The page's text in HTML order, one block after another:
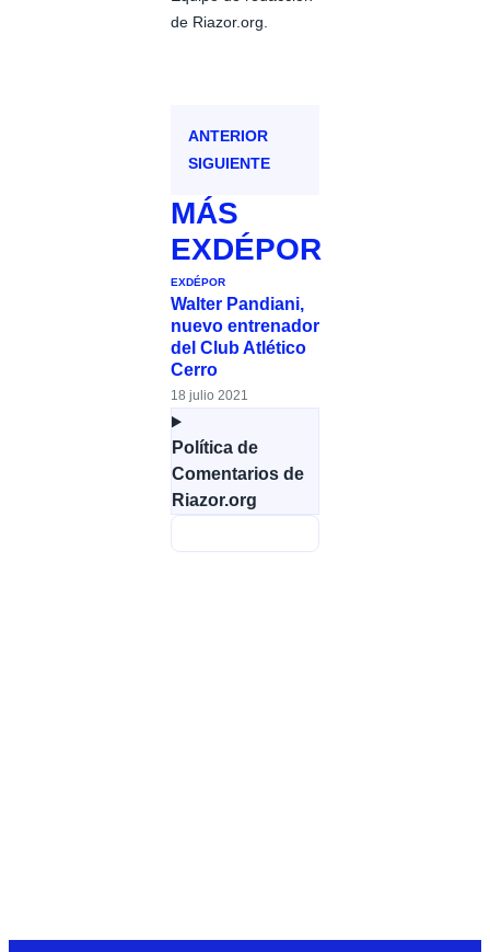
de Riazor.org.
ANTERIOR
SIGUIENTE
MÁS
EXDÉPOR
EXDÉPOR
Walter Pandiani,
nuevo entrenador
del Club Atlético
Cerro
18 julio 2021
Política de
Comentarios de
Riazor.org